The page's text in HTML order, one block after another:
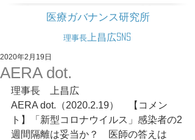
医療ガバナンス研究所
理事長 上昌広SNS
AERA dot.
2020年2月19日
理事長　上昌広
AERA dot.（2020.2.19）　【コメン
ト】「新型コロナウイルス」感染者の2
週間隔離は妥当か？　医師の答えは